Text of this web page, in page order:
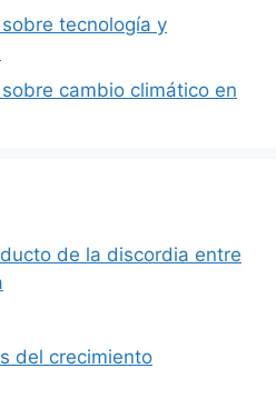
tecnología y
cambio climático en
de la discordia entre
del crecimiento